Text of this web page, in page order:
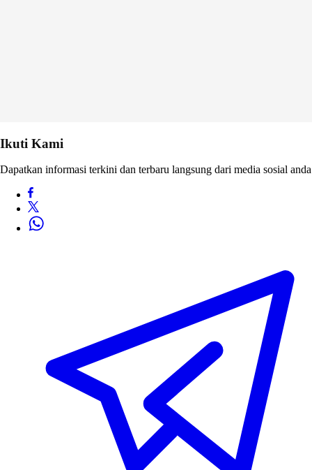
Ikuti Kami
Dapatkan informasi terkini dan terbaru langsung dari media sosial anda